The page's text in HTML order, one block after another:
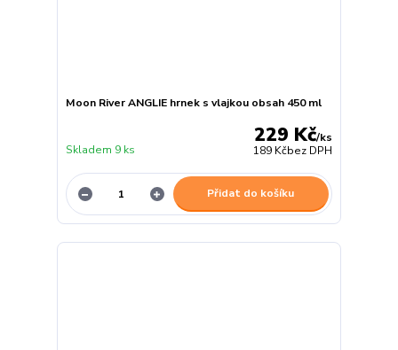
Moon River ANGLIE hrnek s vlajkou obsah 450 ml
229 Kč/ks
189 Kčbez DPH
Skladem 9 ks
Přidat do košíku